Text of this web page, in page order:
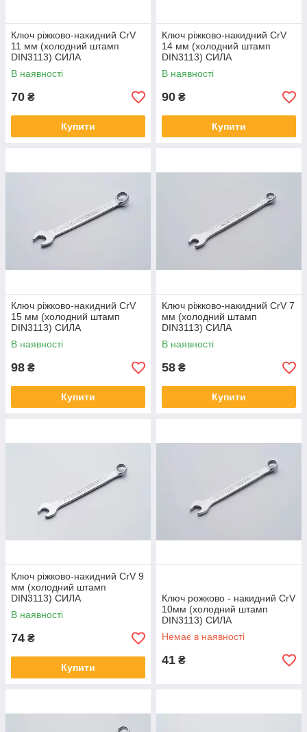
Ключ ріжково-накидний CrV
11 мм (холодний штамп
DIN3113) СИЛА
В наявності
70 ₴
Купити
Ключ ріжково-накидний CrV
14 мм (холодний штамп
DIN3113) СИЛА
В наявності
90 ₴
Купити
Ключ ріжково-накидний CrV
15 мм (холодний штамп
DIN3113) СИЛА
В наявності
98 ₴
Купити
Ключ ріжково-накидний CrV 7
мм (холодний штамп
DIN3113) СИЛА
В наявності
58 ₴
Купити
Ключ ріжково-накидний CrV 9
мм (холодний штамп
DIN3113) СИЛА
В наявності
74 ₴
Купити
Ключ рожково - накидний CrV
10мм (холодний штамп
DIN3113) СИЛА
Немає в наявності
41 ₴